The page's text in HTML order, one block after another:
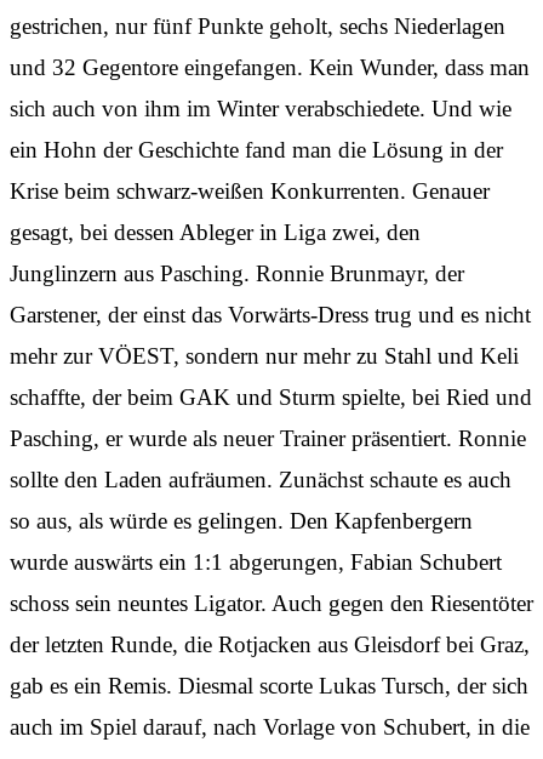
gestrichen, nur fünf Punkte geholt, sechs Niederlagen
und 32 Gegentore eingefangen. Kein Wunder, dass man
sich auch von ihm im Winter verabschiedete. Und wie
ein Hohn der Geschichte fand man die Lösung in der
Krise beim schwarz-weißen Konkurrenten. Genauer
gesagt, bei dessen Ableger in Liga zwei, den
Junglinzern aus Pasching. Ronnie Brunmayr, der
Garstener, der einst das Vorwärts-Dress trug und es nicht
mehr zur VÖEST, sondern nur mehr zu Stahl und Keli
schaffte, der beim GAK und Sturm spielte, bei Ried und
Pasching, er wurde als neuer Trainer präsentiert. Ronnie
sollte den Laden aufräumen. Zunächst schaute es auch
so aus, als würde es gelingen. Den Kapfenbergern
wurde auswärts ein 1:1 abgerungen, Fabian Schubert
schoss sein neuntes Ligator. Auch gegen den Riesentöter
der letzten Runde, die Rotjacken aus Gleisdorf bei Graz,
gab es ein Remis. Diesmal scorte Lukas Tursch, der sich
auch im Spiel darauf, nach Vorlage von Schubert, in die